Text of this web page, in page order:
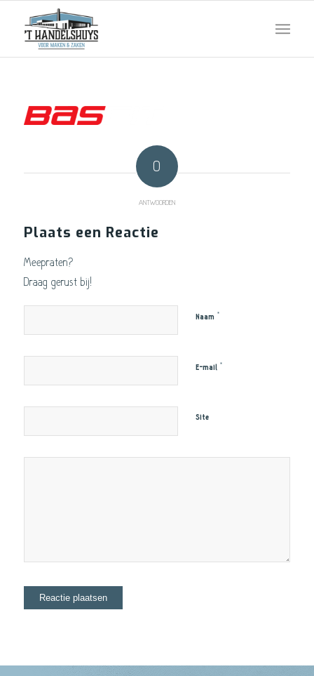
0
ANTWOORDEN
Plaats een Reactie
Meepraten?
Draag gerust bij!
Naam *
E-mail *
Site